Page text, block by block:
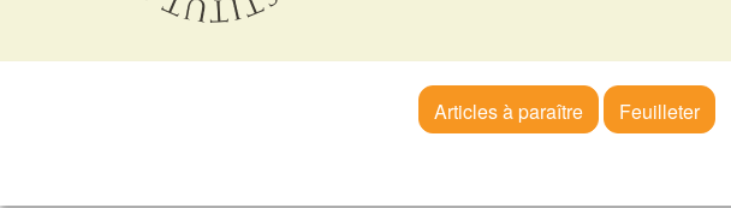
Articles à paraître
Feuilleter